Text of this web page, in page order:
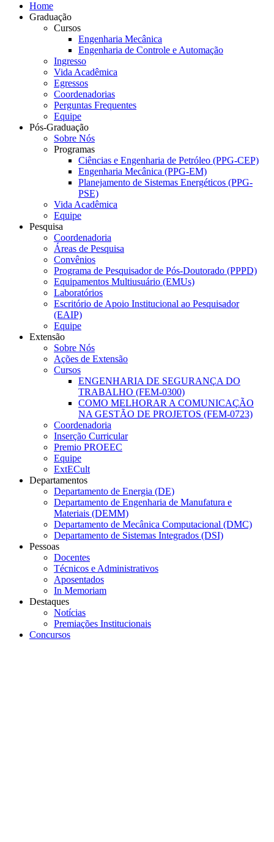
Home
Graduação
Cursos
Engenharia Mecânica
Engenharia de Controle e Automação
Ingresso
Vida Acadêmica
Egressos
Coordenadorias
Perguntas Frequentes
Equipe
Pós-Graduação
Sobre Nós
Programas
Ciências e Engenharia de Petróleo (PPG-CEP)
Engenharia Mecânica (PPG-EM)
Planejamento de Sistemas Energéticos (PPG-
PSE)
Vida Acadêmica
Equipe
Pesquisa
Coordenadoria
Áreas de Pesquisa
Convênios
Programa de Pesquisador de Pós-Doutorado (PPPD)
Equipamentos Multiusuário (EMUs)
Laboratórios
Escritório de Apoio Institucional ao Pesquisador
(EAIP)
Equipe
Extensão
Sobre Nós
Ações de Extensão
Cursos
ENGENHARIA DE SEGURANÇA DO
TRABALHO (FEM-0300)
COMO MELHORAR A COMUNICAÇÃO
NA GESTÃO DE PROJETOS (FEM-0723)
Coordenadoria
Inserção Curricular
Premio PROEEC
Equipe
ExtECult
Departamentos
Departamento de Energia (DE)
Departamento de Engenharia de Manufatura e
Materiais (DEMM)
Departamento de Mecânica Computacional (DMC)
Departamento de Sistemas Integrados (DSI)
Pessoas
Docentes
Técnicos e Administrativos
Aposentados
In Memoriam
Destaques
Notícias
Premiações Institucionais
Concursos